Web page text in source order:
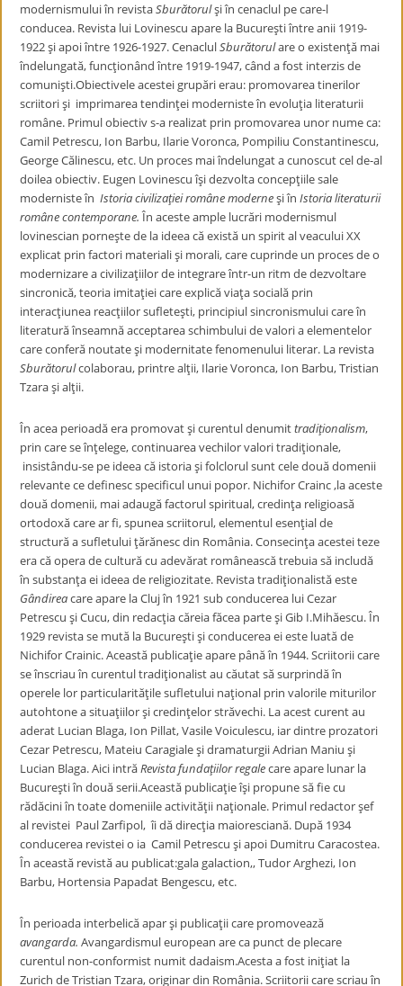
modernismului în revistaSburătorulşi în cenaclul pe care-l
conducea. Revista lui Lovinescu apare la Bucureşti între anii 1919-
1922 şi apoi între 1926-1927. CenaclulSburătorulare o existenţă mai
îndelungată, funcţionând între 1919-1947, când a fost interzis de
comunişti.Obiectivele acestei grupări erau: promovarea tinerilor
scriitori şi imprimarea tendinţei moderniste în evoluţia literaturii
române. Primul obiectiv s-a realizat prin promovarea unor nume ca:
Camil Petrescu, Ion Barbu, Ilarie Voronca, Pompiliu Constantinescu,
George Călinescu, etc. Un proces mai îndelungat a cunoscut cel de-al
doilea obiectiv. Eugen Lovinescu îşi dezvolta concepţiile sale
moderniste înIstoria civilizaţiei române moderneşi înIstoria literaturii
române contemporane. În aceste ample lucrări modernismul
lovinescian porneşte de la ideea că există un spirit al veacului XX
explicat prin factori materiali şi morali, care cuprinde un proces de o
modernizare a civilizaţiilor de integrare într-un ritm de dezvoltare
sincronică, teoria imitaţiei care explică viaţa socială prin
interacţiunea reacţiilor sufleteşti, principiul sincronismului care în
literatură înseamnă acceptarea schimbului de valori a elementelor
care conferă noutate şi modernitate fenomenului literar. La revista
Sburătorulcolaborau, printre alţii, Ilarie Voronca, Ion Barbu, Tristian
Tzara şi alţii.
În acea perioadă era promovat şi curentul denumittradiţionalism,
prin care se înţelege, continuarea vechilor valori tradiţionale,
insistându-se pe ideea că istoria şi folclorul sunt cele două domenii
relevante ce definesc specificul unui popor. Nichifor Crainc ,la aceste
două domenii, mai adaugă factorul spiritual, credinţa religioasă
ortodoxă care ar fi, spunea scriitorul, elementul esenţial de
structură a sufletului ţărănesc din România. Consecinţa acestei teze
era că opera de cultură cu adevărat românească trebuia să includă
în substanţa ei ideea de religiozitate. Revista tradiţionalistă este
Gândireacare apare la Cluj în 1921 sub conducerea lui Cezar
Petrescu şi Cucu, din redacţia căreia făcea parte şi Gib I.Mihăescu. În
1929 revista se mută la Bucureşti şi conducerea ei este luată de
Nichifor Crainic. Această publicaţie apare până în 1944. Scriitorii care
se înscriau în curentul tradiţionalist au căutat să surprindă în
operele lor particularităţile sufletului naţional prin valorile miturilor
autohtone a situaţiilor şi credinţelor străvechi. La acest curent au
aderat Lucian Blaga, Ion Pillat, Vasile Voiculescu, iar dintre prozatori
Cezar Petrescu, Mateiu Caragiale şi dramaturgii Adrian Maniu şi
Lucian Blaga. Aici intrăRevista fundaţiilor regalecare apare lunar la
Bucureşti în două serii.Această publicaţie îşi propune să fie cu
rădăcini în toate domeniile activităţii naţionale. Primul redactor şef
al revistei Paul Zarfipol, îi dă direcţia maioresciană. După 1934
conducerea revistei o ia Camil Petrescu şi apoi Dumitru Caracostea.
În această revistă au publicat:gala galaction,, Tudor Arghezi, Ion
Barbu, Hortensia Papadat Bengescu, etc.
În perioada interbelică apar şi publicaţii care promovează
avangarda. Avangardismul european are ca punct de plecare
curentul non-conformist numit dadaism.Acesta a fost iniţiat la
Zurich de Tristian Tzara, originar din România. Scriitorii care scriau în